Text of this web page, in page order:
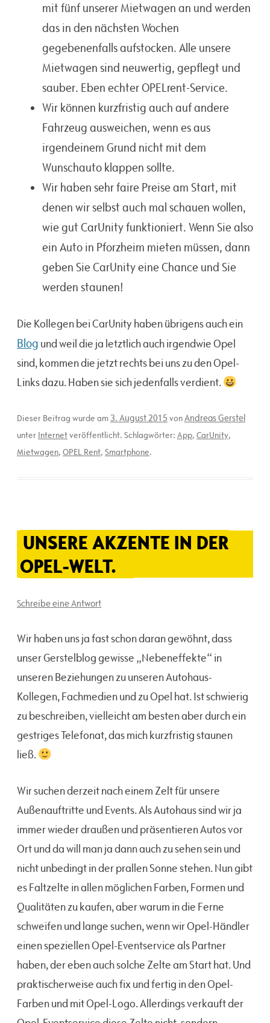
mit fünf unserer Mietwagen an und werden
das in den nächsten Wochen
gegebenenfalls aufstocken. Alle unsere
Mietwagen sind neuwertig, gepflegt und
sauber. Eben echter OPELrent-Service.
Wir können kurzfristig auch auf andere
Fahrzeug ausweichen, wenn es aus
irgendeinem Grund nicht mit dem
Wunschauto klappen sollte.
Wir haben sehr faire Preise am Start, mit
denen wir selbst auch mal schauen wollen,
wie gut CarUnity funktioniert. Wenn Sie also
ein Auto in Pforzheim mieten müssen, dann
geben Sie CarUnity eine Chance und Sie
werden staunen!
Die Kollegen bei CarUnity haben übrigens auch ein
Blog und weil die ja letztlich auch irgendwie Opel
sind, kommen die jetzt rechts bei uns zu den Opel-
Links dazu. Haben sie sich jedenfalls verdient.
Dieser Beitrag wurde am 3. August 2015 vonAndreas Gerstel
unter Internetveröffentlicht. Schlagwörter: App, CarUnity,
Mietwagen, OPEL Rent, Smartphone.
UNSERE AKZENTE IN DER
OPEL-WELT.
Schreibe eine Antwort
Wir haben uns ja fast schon daran gewöhnt, dass
unser Gerstelblog gewisse „Nebeneffekte“ in
unseren Beziehungen zu unseren Autohaus-
Kollegen, Fachmedien und zu Opel hat. Ist schwierig
zu beschreiben, vielleicht am besten aber durch ein
gestriges Telefonat, das mich kurzfristig staunen
ließ.
Wir suchen derzeit nach einem Zelt für unsere
Außenauftritte und Events. Als Autohaus sind wir ja
immer wieder draußen und präsentieren Autos vor
Ort und da will man ja dann auch zu sehen sein und
nicht unbedingt in der prallen Sonne stehen. Nun gibt
es Faltzelte in allen möglichen Farben, Formen und
Qualitäten zu kaufen, aber warum in die Ferne
schweifen und lange suchen, wenn wir Opel-Händler
einen speziellen Opel-Eventservice als Partner
haben, der eben auch solche Zelte am Start hat. Und
praktischerweise auch fix und fertig in den Opel-
Farben und mit Opel-Logo. Allerdings verkauft der